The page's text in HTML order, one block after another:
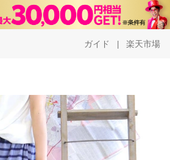
ガイド 楽天市場